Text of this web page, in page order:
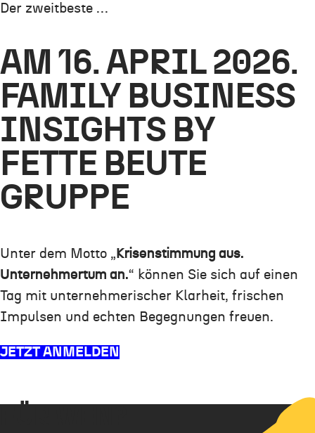
Der zweitbeste …
AM 16. APRIL 2026.
FAMILY BUSINESS
INSIGHTS BY
FETTE BEUTE
GRUPPE
Unter dem Motto „ Krisenstimmung aus.
Unternehmertum an.“ können Sie sich auf einen
Tag mit unternehmerischer Klarheit, frischen
Impulsen und echten Begegnungen freuen.
JETZT ANMELDEN